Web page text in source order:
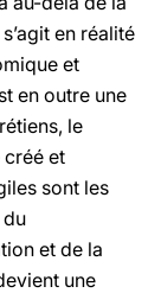
en réalité
et
en outre une
le
et
sont les
du
et de la
une